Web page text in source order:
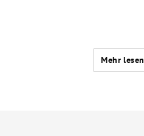
Mehr lesen